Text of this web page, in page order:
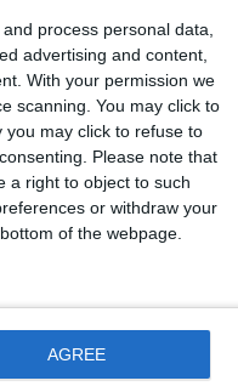
process personal data,
advertising and content,
With your permission we
scanning. You may click to
you may click to refuse to
Please note that
a right to object to such
or withdraw your
of the webpage.
AGREE
31
31